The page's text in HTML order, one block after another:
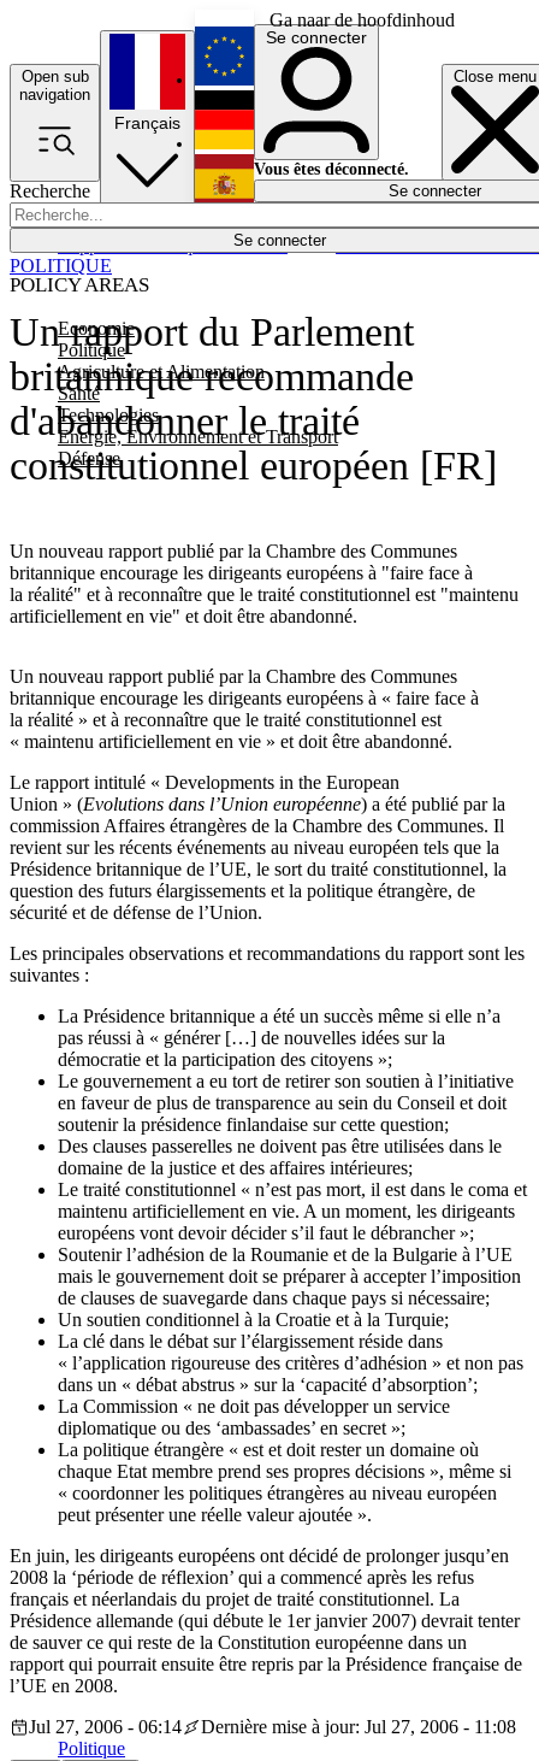
Ga naar de hoofdinhoud
Open sub
navigation
Close menu
Recherche
Se connecter
POLICY AREAS
Economie
Politique
Agriculture et Alimentation
Santé
Technologies
Energie, Environnement et Transport
Défense
Économie
Français
English
Deutsch
Español
Se connecter
Vous êtes déconnecté.
Se connecter
Un rapport du Parlement
britannique recommande
d'abandonner le traité
constitutionnel européen [FR]
Un nouveau rapport publié par la Chambre des Communes
britannique encourage les dirigeants européens à "faire face à
la réalité" et à reconnaître que le traité constitutionnel est "maintenu
artificiellement en vie" et doit être abandonné.
POLITIQUE
Un nouveau rapport publié par la Chambre des Communes
britannique encourage les dirigeants européens à « faire face à
la réalité » et à reconnaître que le traité constitutionnel est
« maintenu artificiellement en vie » et doit être abandonné.
Le rapport intitulé « Developments in the European
Union » (Evolutions dans l’Union européenne) a été publié par la
commission Affaires étrangères de la Chambre des Communes. Il
revient sur les récents événements au niveau européen tels que la
Présidence britannique de l’UE, le sort du traité constitutionnel, la
question des futurs élargissements et la politique étrangère, de
sécurité et de défense de l’Union.
Les principales observations et recommandations du rapport sont les
suivantes :
La Présidence britannique a été un succès même si elle n’a
pas réussi à « générer […] de nouvelles idées sur la
démocratie et la participation des citoyens »;
Le gouvernement a eu tort de retirer son soutien à l’initiative
en faveur de plus de transparence au sein du Conseil et doit
soutenir la présidence finlandaise sur cette question;
Des clauses passerelles ne doivent pas être utilisées dans le
domaine de la justice et des affaires intérieures;
Le traité constitutionnel « n’est pas mort, il est dans le coma et
maintenu artificiellement en vie. A un moment, les dirigeants
européens vont devoir décider s’il faut le débrancher »;
Soutenir l’adhésion de la Roumanie et de la Bulgarie à l’UE
mais le gouvernement doit se préparer à accepter l’imposition
de clauses de suavegarde dans chaque pays si nécessaire;
Un soutien conditionnel à la Croatie et à la Turquie;
La clé dans le débat sur l’élargissement réside dans
« l’application rigoureuse des critères d’adhésion » et non pas
dans un « débat abstrus » sur la ‘capacité d’absorption’;
La Commission « ne doit pas développer un service
diplomatique ou des ‘ambassades’ en secret »;
La politique étrangère « est et doit rester un domaine où
chaque Etat membre prend ses propres décisions », même si
« coordonner les politiques étrangères au niveau européen
peut présenter une réelle valeur ajoutée ».
En juin, les dirigeants européens ont décidé de prolonger jusqu’en
2008 la ‘période de réflexion’ qui a commencé après les refus
français et néerlandais du projet de traité constitutionnel. La
Présidence allemande (qui débute le 1er janvier 2007) devrait tenter
de sauver ce qui reste de la Constitution européenne dans un
rapport qui pourrait ensuite être repris par la Présidence française de
l’UE en 2008.
Jul 27, 2006 - 06:14
Dernière mise à jour: Jul 27, 2006 - 11:08
Politique